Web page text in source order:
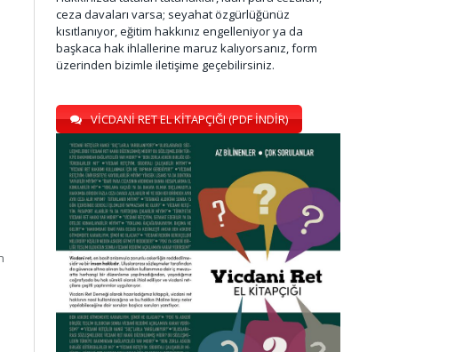
ceza davaları varsa; seyahat özgürlüğünüz
kısıtlanıyor, eğitim hakkınız engelleniyor ya da
başkaca hak ihlallerine maruz kalıyorsanız, form
üzerinden bizimle iletişime geçebilirsiniz.
VİCDANİ RET EL KİTAPÇIĞI (PDF İNDİR)